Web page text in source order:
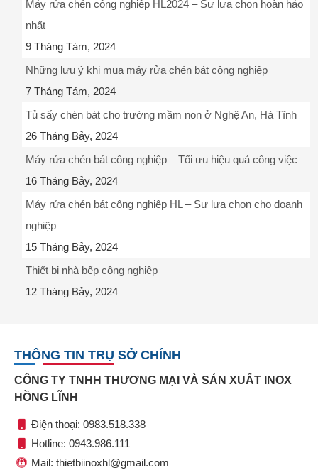
Máy rửa chén công nghiệp HL2024 – Sự lựa chọn hoàn hảo
nhất
9 Tháng Tám, 2024
Những lưu ý khi mua máy rửa chén bát công nghiệp
7 Tháng Tám, 2024
Tủ sấy chén bát cho trường mầm non ở Nghệ An, Hà Tĩnh
26 Tháng Bảy, 2024
Máy rửa chén bát công nghiệp – Tối ưu hiệu quả công việc
16 Tháng Bảy, 2024
Máy rửa chén bát công nghiệp HL – Sự lựa chọn cho doanh
nghiệp
15 Tháng Bảy, 2024
Thiết bị nhà bếp công nghiệp
12 Tháng Bảy, 2024
THÔNG TIN TRỤ SỞ CHÍNH
CÔNG TY TNHH THƯƠNG MẠI VÀ SẢN XUẤT INOX
HỒNG LĨNH
Điện thoại: 0983.518.338
Hotline: 0943.986.111
Mail: thietbiinoxhl@gmail.com